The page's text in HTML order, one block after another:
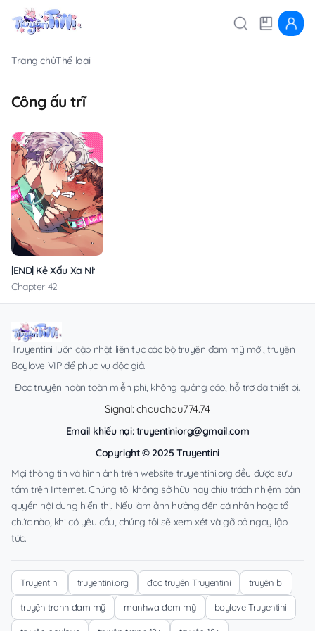
Trang chủThể loại
Công ấu trĩ
|END| Kẻ Xấu Xa Nhất Vũ Trụ
Chapter 42
Truyentini luôn cập nhật liên tục các bộ truyện đam mỹ mới, truyện
Boylove VIP để phục vụ độc giả.
Đọc truyện hoàn toàn miễn phí, không quảng cáo, hỗ trợ đa thiết bị.
Signal: chauchau774.74
Email khiếu nại:truyentiniorg@gmail.com
Copyright © 2025 Truyentini
Mọi thông tin và hình ảnh trên website truyentini.org đều được sưu
tầm trên Internet. Chúng tôi không sở hữu hay chịu trách nhiệm bản
quyền nội dung hiển thị. Nếu làm ảnh hưởng đến cá nhân hoặc tổ
chức nào, khi có yêu cầu, chúng tôi sẽ xem xét và gỡ bỏ ngay lập
tức.
Truyentini truyentini.org đọc truyện Truyentini truyện bl
truyện tranh đam mỹ manhwa đam mỹ boylove Truyentini